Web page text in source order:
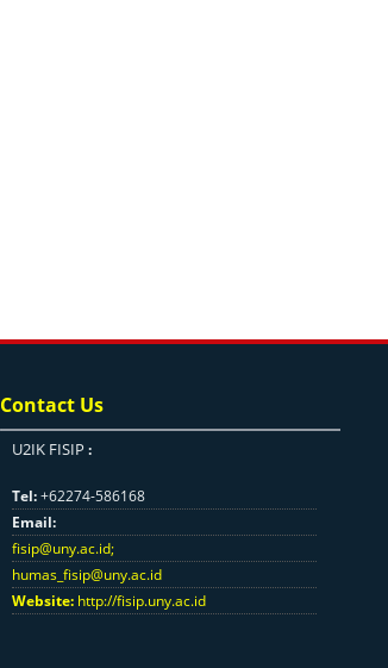
Contact Us
U2IK FISIP :
Tel:+62274-586168
Email:
fisip@uny.ac.id;
humas_fisip@uny.ac.id
Website: http://fisip.uny.ac.id